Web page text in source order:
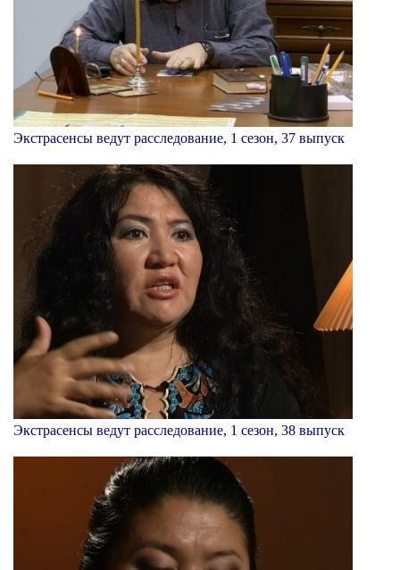
Экстрасенсы ведут расследование, 1 сезон, 37 выпуск
Экстрасенсы ведут расследование, 1 сезон, 38 выпуск